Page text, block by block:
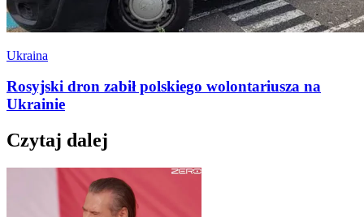
Ukraina
Rosyjski dron zabił polskiego wolontariusza na
Ukrainie
Czytaj dalej